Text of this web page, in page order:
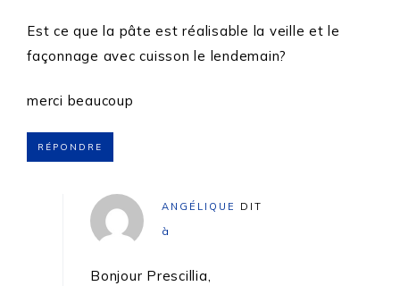
Est ce que la pâte est réalisable la veille et le
façonnage avec cuisson le lendemain?
merci beaucoup
RÉPONDRE
ANGÉLIQUE DIT
à
Bonjour Prescillia,